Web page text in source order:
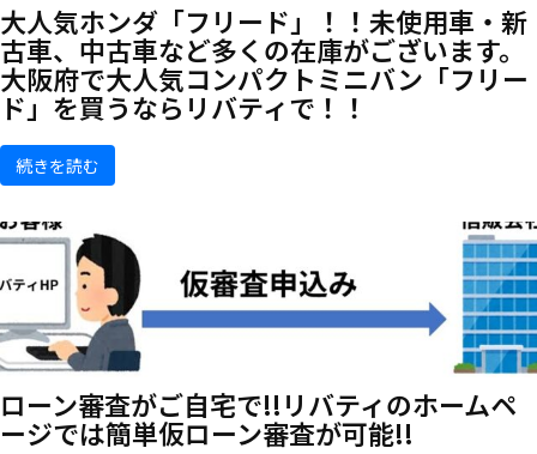
大人気ホンダ「フリード」！！未使用車・新
古車、中古車など多くの在庫がございます。
大阪府で大人気コンパクトミニバン「フリー
ド」を買うならリバティで！！
続きを読む
ローン審査がご自宅で!!リバティのホームペ
ージでは簡単仮ローン審査が可能!!